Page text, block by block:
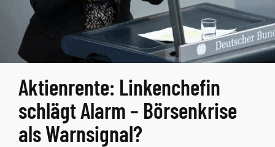
Aktienrente: Linkenchefin
schlägt Alarm – Börsenkrise
als Warnsignal?